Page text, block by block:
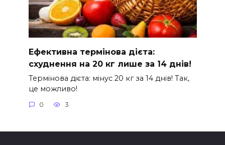
Ефективна термінова дієта:
схуднення на 20 кг лише за 14 днів!
Термінова дієта: мінус 20 кг за 14 днів! Так,
це можливо!
0 3